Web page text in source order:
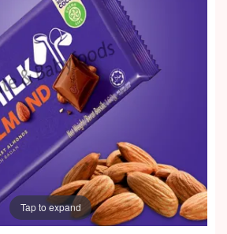
Tap to expand